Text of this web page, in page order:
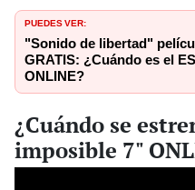
PUEDES VER:
"Sonido de libertad"
GRATIS: ¿Cuándo es el
ONLINE?
¿Cuándo se
imposible 7"